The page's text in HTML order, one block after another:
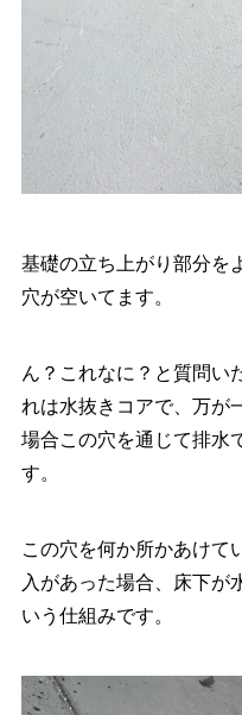
基礎の立ち上がり部分を
穴が空いてます。
ん？これなに？と質問い
れは水抜きコアで、万が
場合この穴を通じて排水
す。
この穴を何か所かあけて
入があった場合、床下が
いう仕組みです。